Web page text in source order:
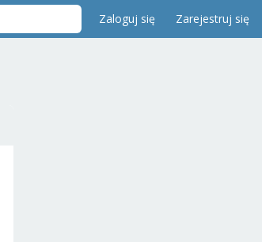
Zaloguj się Zarejestruj się